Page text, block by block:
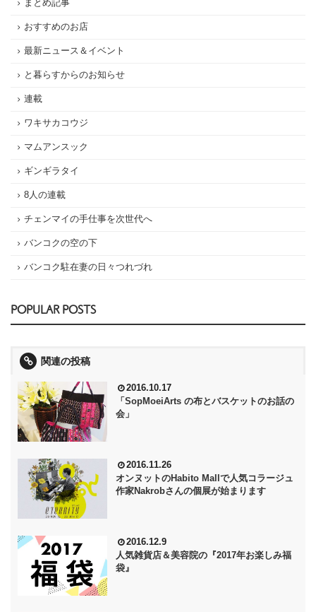
まとめ記事
おすすめのお店
最新ニュース＆イベント
と暮らすからのお知らせ
連載
ワキサカコウジ
マムアンスック
ギンギラタイ
8人の連載
チェンマイの手仕事を次世代へ
バンコクの空の下
バンコク駐在妻の日々つれづれ
POPULAR POSTS
関連の投稿
2016.10.17
「SopMoeiArts の布とバスケットのお話の
会」
2016.11.26
オンヌットのHabito Mallで人気コラージュ
作家Nakrobさんの個展が始まります
2016.12.9
人気雑貨店＆美容院の『2017年お楽しみ福
袋』